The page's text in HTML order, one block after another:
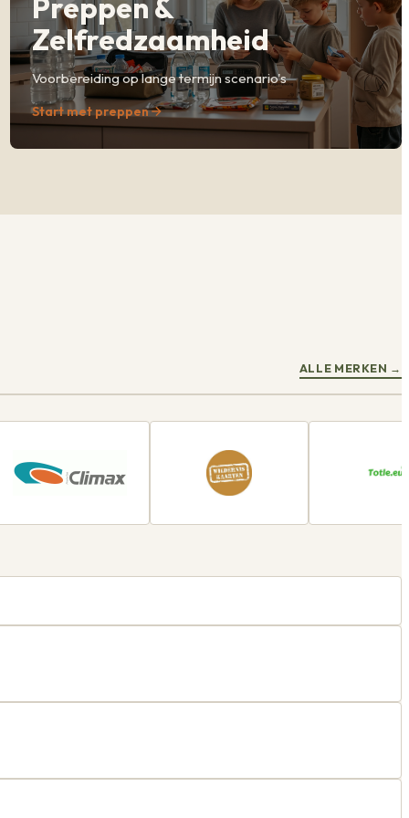
Preppen &
Zelfredzaamheid
Voorbereiding op lange termijn scenario's
Start met preppen
ALLE MERKEN →